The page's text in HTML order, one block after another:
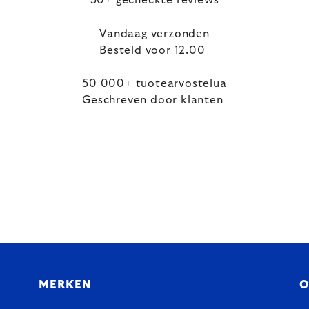
Vandaag verzonden
Besteld voor 12.00
50 000+ tuotearvostelua
Geschreven door klanten
MERKEN